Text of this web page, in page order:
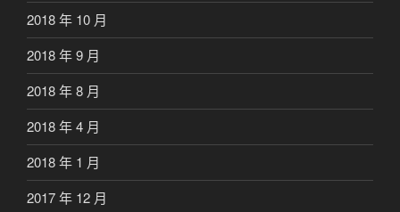
2018 年 10 月
2018 年 9 月
2018 年 8 月
2018 年 4 月
2018 年 1 月
2017 年 12 月